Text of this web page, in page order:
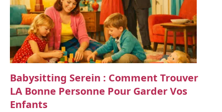
Babysitting Serein : Comment Trouver
LA Bonne Personne Pour Garder Vos
Enfants